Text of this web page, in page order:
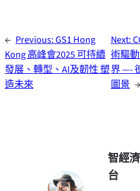
← Previous:GS1 Hong
Kong 高峰會2025 可持續
發展、轉型、AI及韌性 塑
造未來
Next:
術驅
界 —-
圖景 →
智經
台